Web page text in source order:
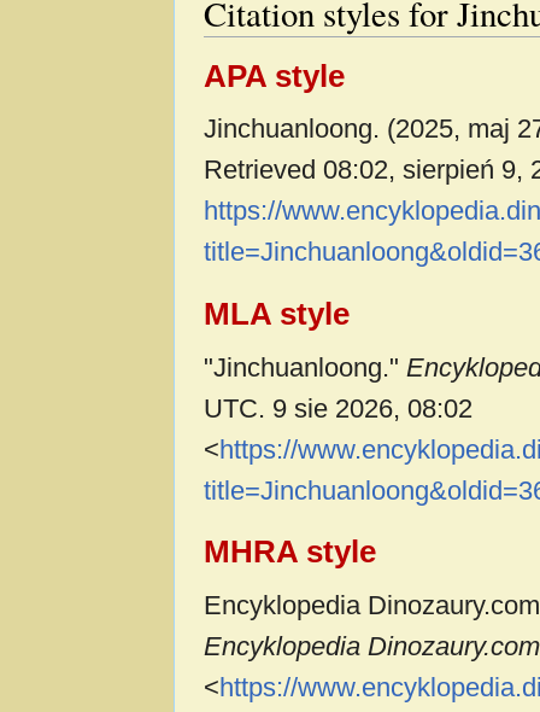
Citation styles for
APA style
Jinchuanloong. (2025, maj
Retrieved 08:02, sierpień 9,
https://
MLA style
"Jinchuanloong."
UTC. 9 sie 2026, 08:02
<https://
MHRA style
Encyklopedia
Encyklopedia
<https://